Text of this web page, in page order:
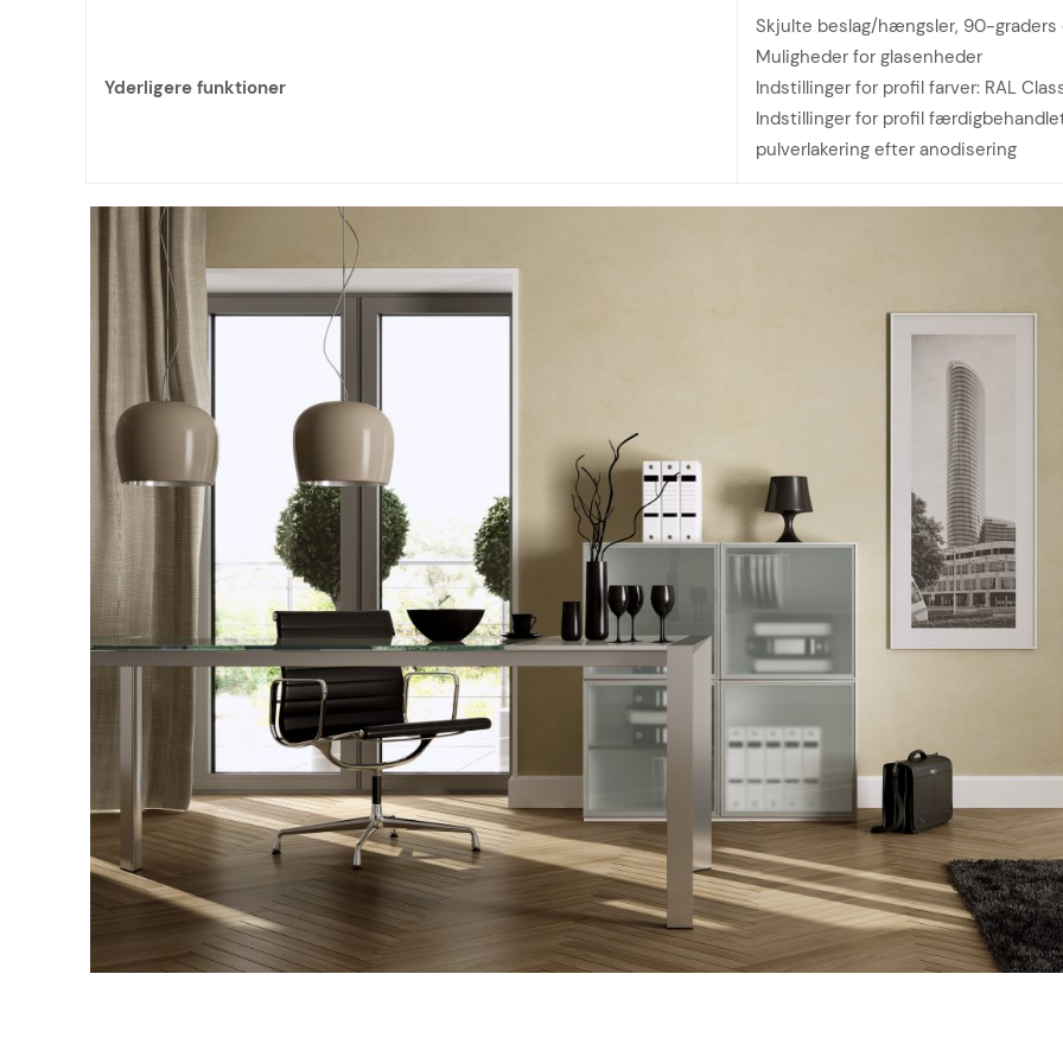
Yderligere funktioner
Skjulte beslag/hængsler, 90-graders
Muligheder for glasenheder
Indstillinger for profil farver: RAL
Indstillinger for profil
pulverlakering efter anodisering